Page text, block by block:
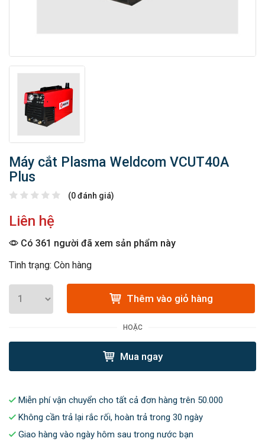
Máy cắt Plasma Weldcom VCUT40A
Plus
(0 đánh giá)
Liên hệ
Có 361 người đã xem sản phẩm này
Tình trạng: Còn hàng
Thêm vào giỏ hàng
HOẶC
Mua ngay
Miễn phí vận chuyển cho tất cả đơn hàng trên 50.000
Không cần trả lại rắc rối, hoàn trả trong 30 ngày
Giao hàng vào ngày hôm sau trong nước bạn